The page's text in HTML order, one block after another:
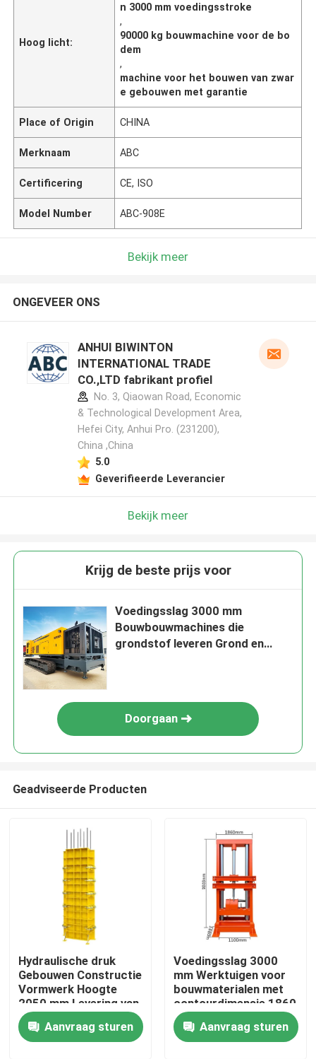
Huis
Producten
Hoog licht:
n 3000 mm voedingsstroke
,
90000 kg bouwmachine voor de bo
dem
,
machine voor het bouwen van zwar
e gebouwen met garantie
Place of Origin CHINA
Merknaam ABC
Certificering CE, ISO
Model Number ABC-908E
Bekijk meer
ONGEVEER ONS
ANHUI BIWINTON
INTERNATIONAL TRADE
CO.,LTD fabrikant profiel
No. 3, Qiaowan Road, Economic
& Technological Development Area,
Hefei City, Anhui Pro. (231200),
China ,China
5.0
Geverifieerde Leverancier
Bekijk meer
Krijg de beste prijs voor
Voedingsslag 3000 mm
Bouwbouwmachines die
grondstof leveren Grond en
Doorgaan
Geadviseerde Producten
Hydraulische druk
Gebouwen Constructie
Vormwerk Hoogte
2050 mm Levering van
robuuste raamwerk en
site assemblage
oplossingen
Aanvraag sturen
Voedingsslag 3000
mm Werktuigen voor
bouwmaterialen met
contourdimensie 1860
860 1100 mm
Geschikt voor zware
bouwprojecten
Aanvraag sturen